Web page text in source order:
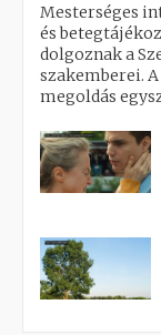
Mesterséges
és
dolgoznak a
szakemberei.
megoldás